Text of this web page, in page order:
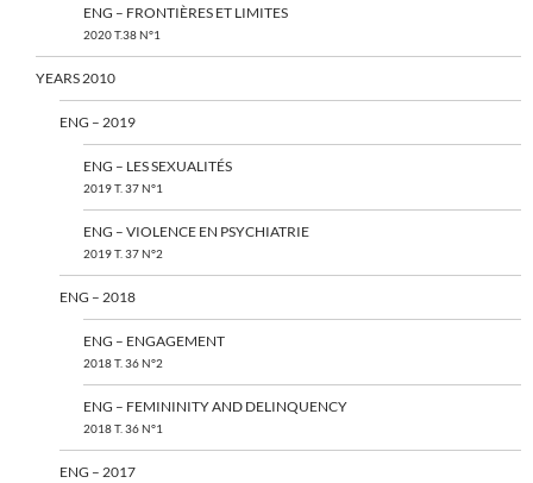
ENG – FRONTIÈRES ET LIMITES
2020 T.38 N°1
YEARS 2010
ENG – 2019
ENG – LES SEXUALITÉS
2019 T. 37 N°1
ENG – VIOLENCE EN PSYCHIATRIE
2019 T. 37 N°2
ENG – 2018
ENG – ENGAGEMENT
2018 T. 36 N°2
ENG – FEMININITY AND DELINQUENCY
2018 T. 36 N°1
ENG – 2017